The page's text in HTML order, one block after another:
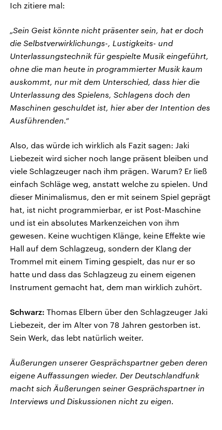
Ich zitiere mal:
„Sein Geist könnte nicht präsenter sein, hat er doch
die Selbstverwirklichungs-, Lustigkeits- und
Unterlassungstechnik für gespielte Musik eingeführt,
ohne die man heute in programmierter Musik kaum
auskommt, nur mit dem Unterschied, dass hier die
Unterlassung des Spielens, Schlagens doch den
Maschinen geschuldet ist, hier aber der Intention des
Ausführenden.“
Also, das würde ich wirklich als Fazit sagen: Jaki
Liebezeit wird sicher noch lange präsent bleiben und
viele Schlagzeuger nach ihm prägen. Warum? Er ließ
einfach Schläge weg, anstatt welche zu spielen. Und
dieser Minimalismus, den er mit seinem Spiel geprägt
hat, ist nicht programmierbar, er ist Post-Maschine
und ist ein absolutes Markenzeichen von ihm
gewesen. Keine wuchtigen Klänge, keine Effekte wie
Hall auf dem Schlagzeug, sondern der Klang der
Trommel mit einem Timing gespielt, das nur er so
hatte und dass das Schlagzeug zu einem eigenen
Instrument gemacht hat, dem man wirklich zuhört.
Schwarz: Thomas Elbern über den Schlagzeuger Jaki
Liebezeit, der im Alter von 78 Jahren gestorben ist.
Sein Werk, das lebt natürlich weiter.
Äußerungen unserer Gesprächspartner geben deren
eigene Auffassungen wieder. Der Deutschlandfunk
macht sich Äußerungen seiner Gesprächspartner in
Interviews und Diskussionen nicht zu eigen.